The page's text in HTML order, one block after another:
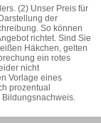
(2) Unser Preis für
der
So können
richtet. Sind Sie
Häkchen, gelten
ein rotes
nicht
Vorlage eines
prozentual